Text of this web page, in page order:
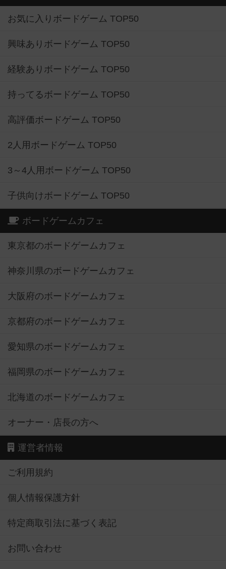
お気に入りボードゲーム TOP50
興味ありボードゲーム TOP50
経験ありボードゲーム TOP50
持ってるボードゲーム TOP50
高評価ボードゲーム TOP50
2人用ボードゲーム TOP50
3～4人用ボードゲーム TOP50
子供向けボードゲーム TOP50
ボードゲームカフェ
東京都のボードゲームカフェ
神奈川県のボードゲームカフェ
大阪府のボードゲームカフェ
京都府のボードゲームカフェ
愛知県のボードゲームカフェ
福岡県のボードゲームカフェ
北海道のボードゲームカフェ
オーナー・店長の方へ
運営者情報
ご利用規約
個人情報保護方針
特定商取引法に基づく表記
お問い合わせ